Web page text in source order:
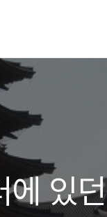
에 있던